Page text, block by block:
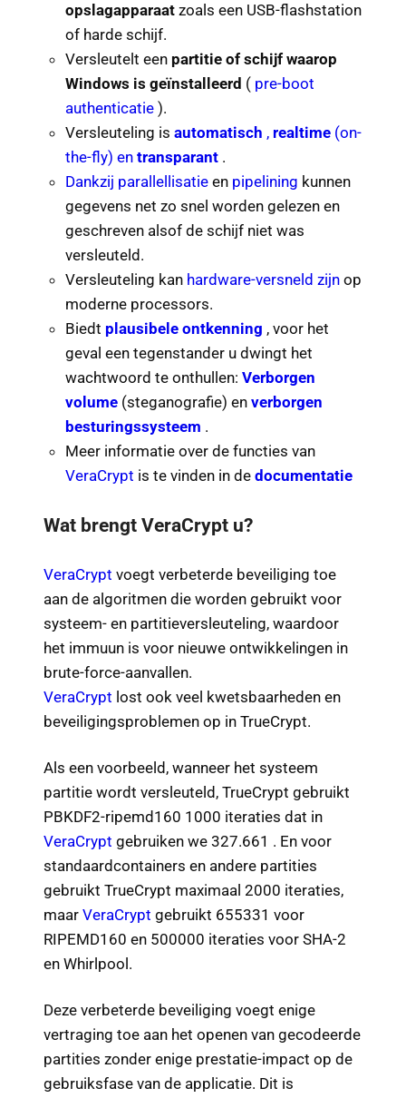
opslagapparaat zoals een USB-flashstation
of harde schijf.
Versleutelt een partitie of schijf waarop
Windows is geïnstalleerd ( pre-boot
authenticatie ).
Versleuteling is automatisch , realtime (on-
the-fly) en transparant .
Dankzij parallellisatie en pipelining kunnen
gegevens net zo snel worden gelezen en
geschreven alsof de schijf niet was
versleuteld.
Versleuteling kan hardware-versneld zijn op
moderne processors.
Biedt plausibele ontkenning , voor het
geval een tegenstander u dwingt het
wachtwoord te onthullen: Verborgen
volume (steganografie) en verborgen
besturingssysteem .
Meer informatie over de functies van
VeraCrypt is te vinden in de documentatie
Wat brengt VeraCrypt u?
VeraCrypt voegt verbeterde beveiliging toe
aan de algoritmen die worden gebruikt voor
systeem- en partitieversleuteling, waardoor
het immuun is voor nieuwe ontwikkelingen in
brute-force-aanvallen.
VeraCrypt lost ook veel kwetsbaarheden en
beveiligingsproblemen op in TrueCrypt.
Als een voorbeeld, wanneer het systeem
partitie wordt versleuteld, TrueCrypt gebruikt
PBKDF2-ripemd160 1000 iteraties dat in
VeraCrypt gebruiken we 327.661 . En voor
standaardcontainers en andere partities
gebruikt TrueCrypt maximaal 2000 iteraties,
maar VeraCrypt gebruikt 655331 voor
RIPEMD160 en 500000 iteraties voor SHA-2
en Whirlpool.
Deze verbeterde beveiliging voegt enige
vertraging toe aan het openen van gecodeerde
partities zonder enige prestatie-impact op de
gebruiksfase van de applicatie. Dit is